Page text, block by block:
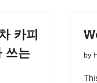
카피
쓰는
by